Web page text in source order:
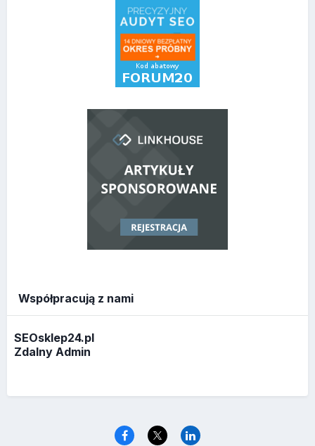
Współpracują z nami
SEOsklep24.pl
Zdalny Admin